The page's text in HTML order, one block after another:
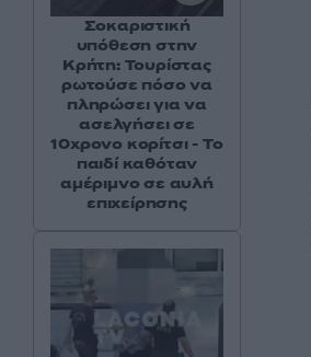
Σοκαριστική
υπόθεση στην
Κρήτη: Τουρίστας
ρωτούσε πόσο να
πληρώσει για να
ασελγήσει σε
10χρονο κορίτσι - Το
παιδί καθόταν
αμέριμνο σε αυλή
επιχείρησης